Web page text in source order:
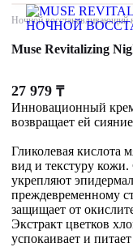
Ночной восстанавливающий
Muse Revitalizing
27 979 ₸
Инновационный крем
возвращает ей
Гликолевая кислота
вид и текстуру
укрепляют
преждевременному
защищает от
Экстракт цветков
успокаивает и